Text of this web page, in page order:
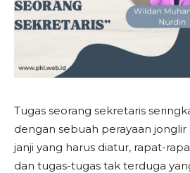
Tugas seorang sekretaris
dengan sebuah perayaan jonglir
janji yang harus diatur, rapat-
dan tugas-tugas tak terduga